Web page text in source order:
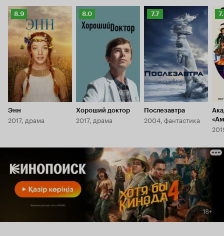
Рейтинг
Кинопоиска
8.9
8.9
Энн
2017, драма
Рейтинг
Кинопоиска
8.0
8.0
Хороший доктор
2017, драма
Рейтинг
Кинопоиска
7.7
Послезавтра
2004, фантастика